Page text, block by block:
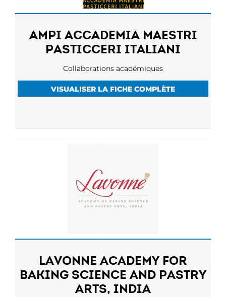
AMPI ACCADEMIA MAESTRI
PASTICCERI ITALIANI
Collaborations académiques
VISUALISER LA FICHE COMPLÈTE
LAVONNE ACADEMY FOR
BAKING SCIENCE AND PASTRY
ARTS, INDIA